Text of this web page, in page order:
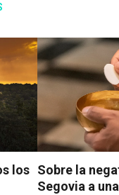
los Sobre la
Segovia a